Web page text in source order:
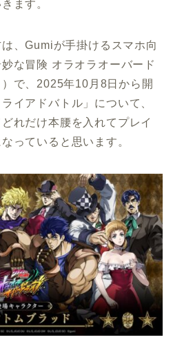
ます。
、Gumiが手掛けるスマホ向
な冒険 オラオラオーバード
で、2025年10月8日から開
イアドバトル」について、
れだけ本腰を入れてプレイ
っていると思います。